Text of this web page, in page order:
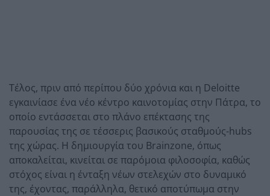
Τέλος, πριν από περίπου δύο χρόνια και η Deloitte
εγκαινίασε ένα νέο κέντρο καινοτομίας στην Πάτρα, το
οποίο εντάσσεται στο πλάνο επέκτασης της
παρουσίας της σε τέσσερις βασικούς σταθμούς-hubs
της χώρας. Η δημιουργία του Brainzone, όπως
αποκαλείται, κινείται σε παρόμοια φιλοσοφία, καθώς
στόχος είναι η ένταξη νέων στελεχών στο δυναμικό
της, έχοντας, παράλληλα, θετικό αποτύπωμα στην